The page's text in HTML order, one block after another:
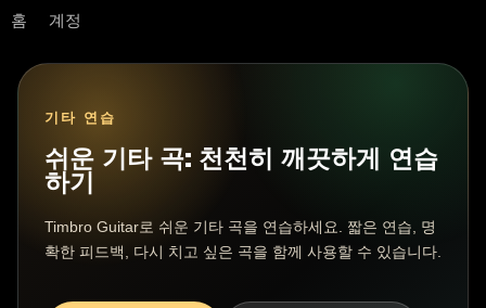
홈 계정
기타 연습
쉬운 기타 곡: 천천히 깨끗하게 연습
하기
Timbro Guitar로 쉬운 기타 곡을 연습하세요. 짧은 연습, 명
확한 피드백, 다시 치고 싶은 곡을 함께 사용할 수 있습니다.